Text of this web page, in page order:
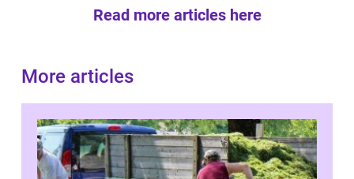
Read more articles here
More articles